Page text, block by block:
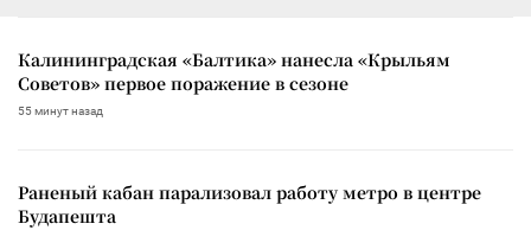
Калининградская «Балтика» нанесла «Крыльям
Советов» первое поражение в сезоне
55 минут назад
Раненый кабан парализовал работу метро в центре
Будапешта